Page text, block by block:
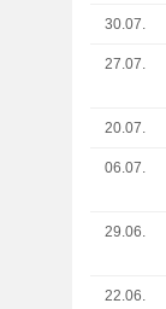
30.07.
27.07.
20.07.
06.07.
29.06.
22.06.